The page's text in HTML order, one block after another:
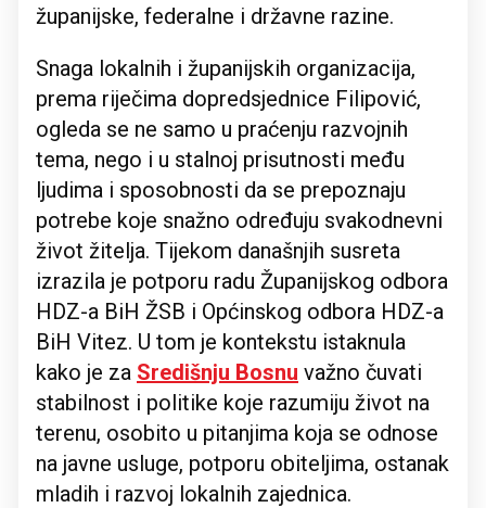
županijske, federalne i državne razine.
Snaga lokalnih i županijskih organizacija,
prema riječima dopredsjednice Filipović,
ogleda se ne samo u praćenju razvojnih
tema, nego i u stalnoj prisutnosti među
ljudima i sposobnosti da se prepoznaju
potrebe koje snažno određuju svakodnevni
život žitelja. Tijekom današnjih susreta
izrazila je potporu radu Županijskog odbora
HDZ-a BiH ŽSB i Općinskog odbora HDZ-a
BiH Vitez. U tom je kontekstu istaknula
kako je za Središnju Bosnu važno čuvati
stabilnost i politike koje razumiju život na
terenu, osobito u pitanjima koja se odnose
na javne usluge, potporu obiteljima, ostanak
mladih i razvoj lokalnih zajednica.